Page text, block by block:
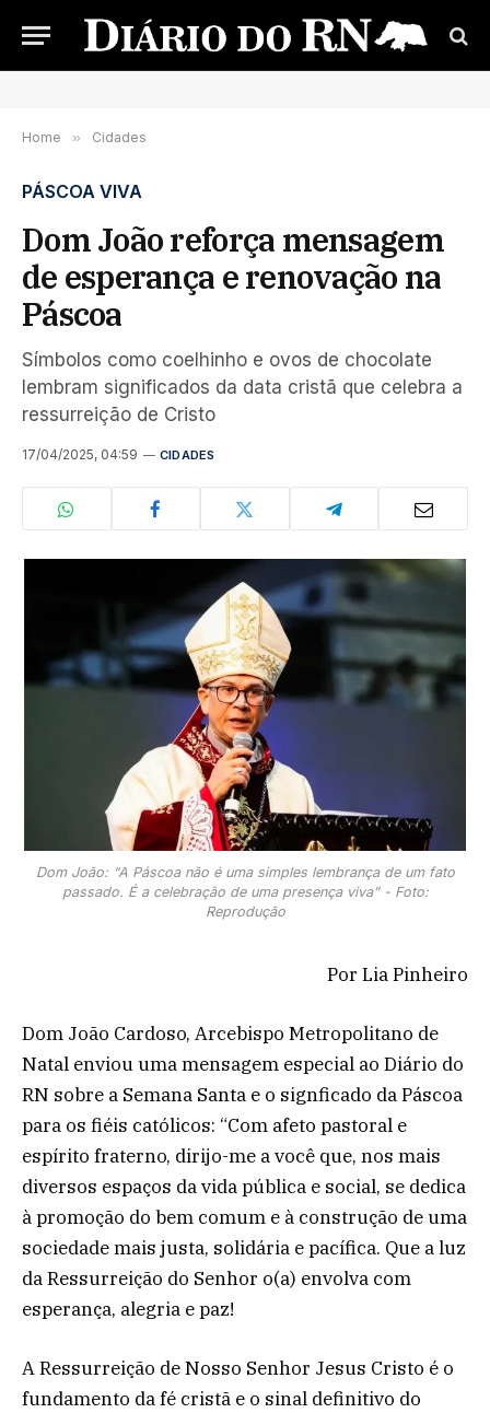
Home » Cidades
PÁSCOA VIVA
Dom João reforça mensagem
de esperança e renovação na
Páscoa
Símbolos como coelhinho e ovos de chocolate
lembram significados da data cristã que celebra a
ressurreição de Cristo
17/04/2025, 04:59 CIDADES
Dom João: “A Páscoa não é uma simples lembrança de um fato
passado. É a celebração de uma presença viva” - Foto:
Reprodução
Por Lia Pinheiro
Dom João Cardoso, Arcebispo Metropolitano de
Natal enviou uma mensagem especial ao Diário do
RN sobre a Semana Santa e o signficado da Páscoa
para os fiéis católicos: “Com afeto pastoral e
espírito fraterno, dirijo-me a você que, nos mais
diversos espaços da vida pública e social, se dedica
à promoção do bem comum e à construção de uma
sociedade mais justa, solidária e pacífica. Que a luz
da Ressurreição do Senhor o(a) envolva com
esperança, alegria e paz!
A Ressurreição de Nosso Senhor Jesus Cristo é o
fundamento da fé cristã e o sinal definitivo do